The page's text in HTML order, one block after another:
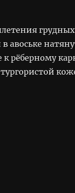
авоське
рёберному